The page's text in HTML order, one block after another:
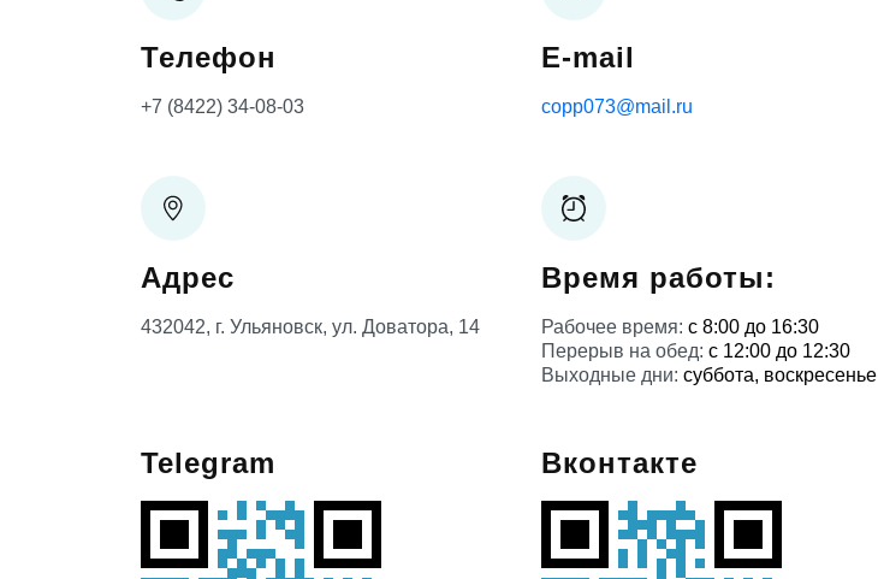
Телефон
+7 (8422) 34-08-03
E-mail
copp073@mail.ru
Адрес
432042, г. Ульяновск, ул. Доватора, 14
Время работы:
Рабочее время: с 8:00 до 16:30
Перерыв на обед: с 12:00 до 12:30
Выходные дни: суббота, воскресенье
Telegram Вконтакте